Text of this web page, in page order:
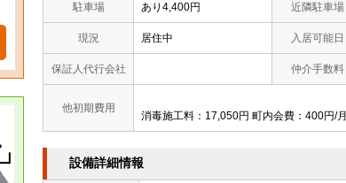
駐車場 あり4,400円 近隣駐車場
現況 居住中 入居可能日
保証人代行会社 仲介手数料
他初期費用
消毒施工料：17,050円 町内会費：400円/月
設備詳細情報